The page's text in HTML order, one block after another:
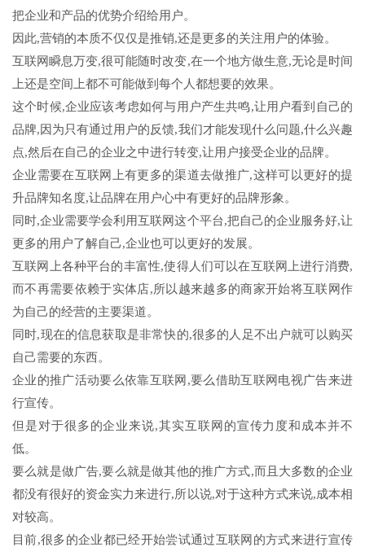
把企业和产品的优势介绍给用户。
因此,营销的本质不仅仅是推销,还是更多的关注用户的体验。
互联网瞬息万变,很可能随时改变,在一个地方做生意,无论是时间
上还是空间上都不可能做到每个人都想要的效果。
这个时候,企业应该考虑如何与用户产生共鸣,让用户看到自己的
品牌,因为只有通过用户的反馈,我们才能发现什么问题,什么兴趣
点,然后在自己的企业之中进行转变,让用户接受企业的品牌。
企业需要在互联网上有更多的渠道去做推广,这样可以更好的提
升品牌知名度,让品牌在用户心中有更好的品牌形象。
同时,企业需要学会利用互联网这个平台,把自己的企业服务好,让
更多的用户了解自己,企业也可以更好的发展。
互联网上各种平台的丰富性,使得人们可以在互联网上进行消费,
而不再需要依赖于实体店,所以越来越多的商家开始将互联网作
为自己的经营的主要渠道。
同时,现在的信息获取是非常快的,很多的人足不出户就可以购买
自己需要的东西。
企业的推广活动要么依靠互联网,要么借助互联网电视广告来进
行宣传。
但是对于很多的企业来说,其实互联网的宣传力度和成本并不
低。
要么就是做广告,要么就是做其他的推广方式,而且大多数的企业
都没有很好的资金实力来进行,所以说,对于这种方式来说,成本相
对较高。
目前,很多的企业都已经开始尝试通过互联网的方式来进行宣传